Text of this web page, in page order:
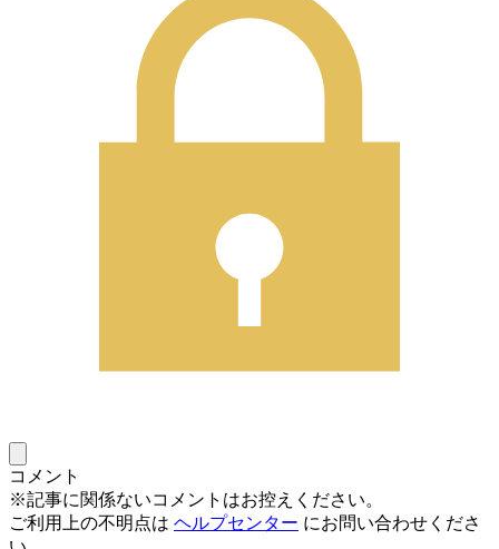
コメント
※記事に関係ないコメントはお控えください。
ご利用上の不明点は ヘルプセンター にお問い合わせくださ